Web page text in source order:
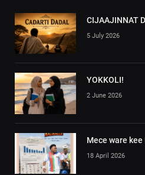
CIJAAJINNAT
5 July 2026
YOKKOLI!
2 June 2026
Mece ware
18 April 2026